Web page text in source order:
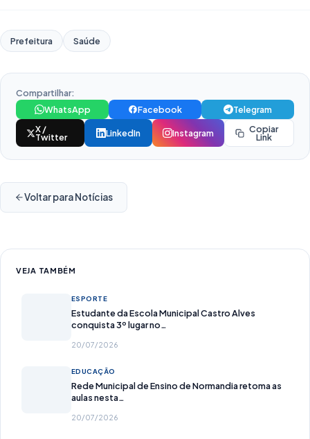
Prefeitura Saúde
Compartilhar:
WhatsApp
Facebook
Telegram
X /
Twitter LinkedIn Instagram Copiar
Link
Voltar para Notícias
VEJA TAMBÉM
ESPORTE
Estudante da Escola Municipal Castro Alves
conquista 3º lugar no…
20/07/2026
EDUCAÇÃO
Rede Municipal de Ensino de Normandia retoma as
aulas nesta…
20/07/2026